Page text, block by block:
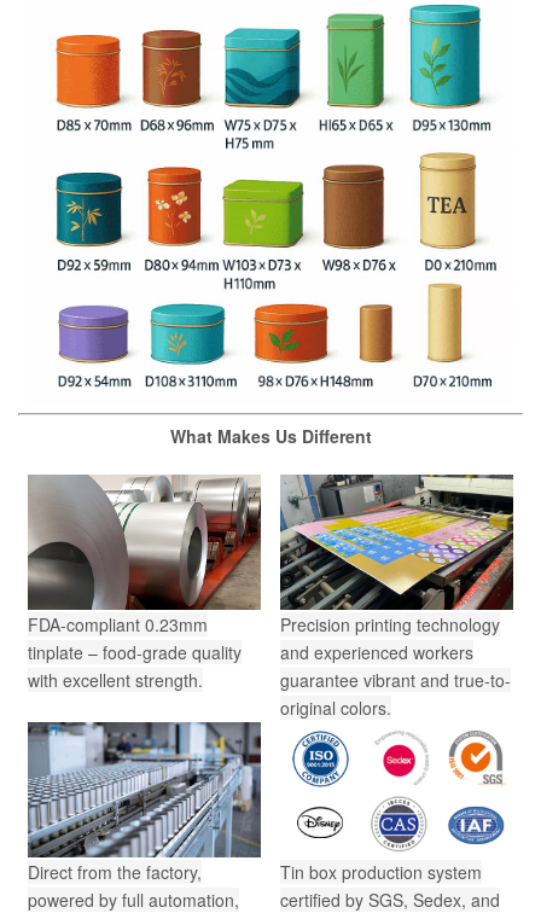
What Makes Us Different
FDA-compliant 0.23mm
tinplate – food-grade quality
with excellent strength.
Precision printing technology
and experienced workers
guarantee vibrant and true-to-
original colors.
Direct from the factory,
powered by full automation,
Tin box production system
certified by SGS, Sedex, and